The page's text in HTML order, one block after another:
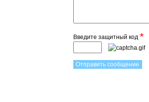
Введите защитный код *